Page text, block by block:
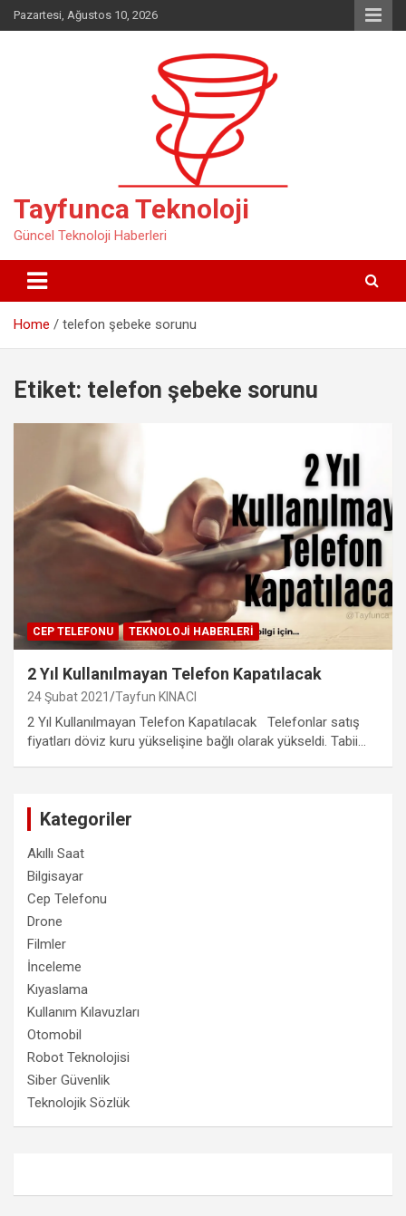
Skip
to
Pazartesi, Ağustos 10, 2026
Tayfunca Teknoloji
Güncel Teknoloji Haberleri
Home telefon şebeke sorunu
Etiket: telefon şebeke sorunu
CEP TELEFONU TEKNOLOJI HABERLERI
2 Yıl Kullanılmayan Telefon Kapatılacak
24 Şubat 2021 Tayfun KINACI
2 Yıl Kullanılmayan Telefon Kapatılacak Telefonlar satış
fiyatları döviz kuru yükselişine bağlı olarak yükseldi. Tabii…
Kategoriler
Akıllı Saat
Bilgisayar
Cep Telefonu
Drone
Filmler
İnceleme
Kıyaslama
Kullanım Kılavuzları
Otomobil
Robot Teknolojisi
Siber Güvenlik
Teknolojik Sözlük